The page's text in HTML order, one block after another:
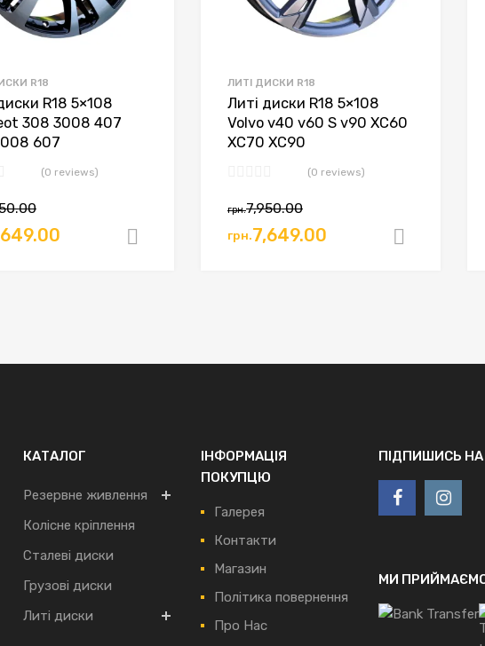
R18
R18 5×108
308 3008 407
607
(0 reviews)
Додати в кошик
ЛИТІ ДИСКИ R18
Литі диски R18 5×108
Volvo v40 v60 S v90 XC60
XC70 XC90
(0 reviews)
грн.7,950.00
грн.7,649.00
КАТАЛОГ
Резервне живлення
Колісне кріплення
Сталеві диски
Грузові диски
Литі диски
ІНФОРМАЦІЯ
ПОКУПЦЮ
Галерея
Контакти
Магазин
Політика повернення
Про Нас
ПІДПИШИСЬ НА
МИ